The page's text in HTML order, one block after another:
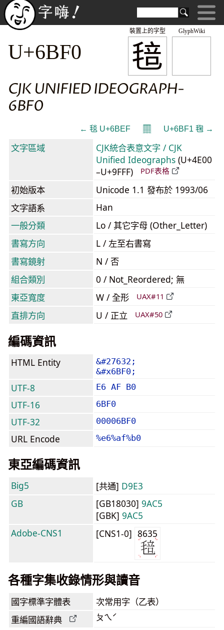
GlyphWiki
毰
裝置上的字型
U+6BF0
CJK UNIFIED IDEOGRAPH-
6BF0
← 毯 U+6BEF 𝄜 U+6BF1 毱 →
文字區域
CJK統合表意文字 / CJK
Unified Ideographs (U+4E00
–U+9FFF)
PDF表格
初始版本
Unicode 1.1 發布於 1993/06
文字語系
Han
一般分類
Lo / 其它字母 (Other_Letter)
書寫方向
L / 左至右書寫
書寫鏡射
N / 否
組合類別
0 / Not_Reordered; 無
東亞寬度
W / 全形 UAX#11
直排方向 U / 正立 UAX#50
編碼資訊
HTML Entity
&#27632;
&#x6BF0;
UTF-8 E6 AF B0
UTF-16 6BF0
UTF-32 00006BF0
URL Encode %e6%af%b0
東亞編碼資訊
Big5 [共通] D9E3
GB
[GB18030] 9AC5
[GBK] 9AC5
Adobe-CNS1
[CNS1-0] 8635
各種字集收錄情形與讀音
國字標準字體表 次常用字（乙表）
重編國語辭典 ㄆㄟˊ